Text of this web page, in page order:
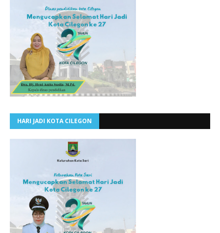
HARI JADI KOTA CILEGON